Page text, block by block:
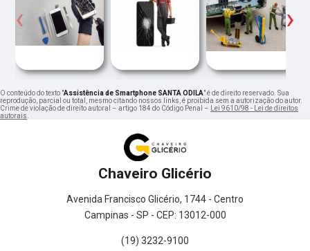
‹ ›
O conteúdo do texto "Assistência de Smartphone SANTA ODILA" é de direito reservado. Sua
reprodução, parcial ou total, mesmo citando nossos links, é proibida sem a autorização do autor.
Crime de violação de direito autoral – artigo 184 do Código Penal –
Lei 9610/98 - Lei de direitos
autorais
Chaveiro Glicério
Avenida Francisco Glicério, 1744 - Centro
Campinas - SP - CEP: 13012-000
(19) 3232-9100